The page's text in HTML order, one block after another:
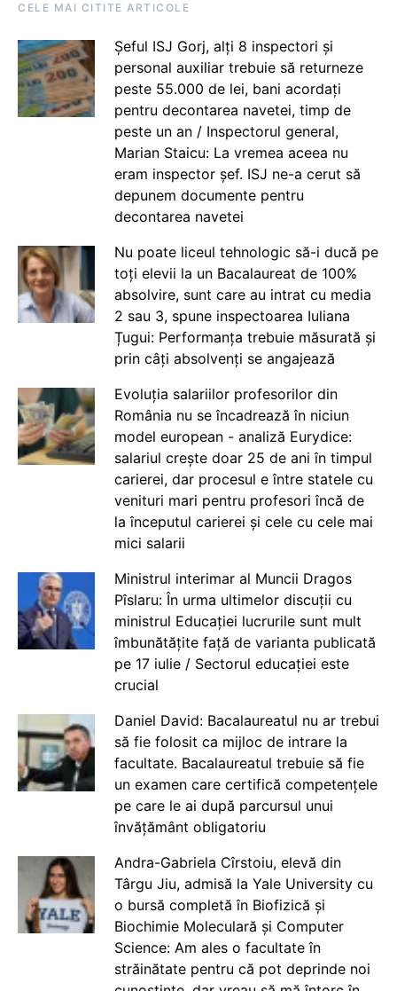
CELE MAI CITITE ARTICOLE
Șeful ISJ Gorj, alți 8 inspectori și
personal auxiliar trebuie să returneze
peste 55.000 de lei, bani acordați
pentru decontarea navetei, timp de
peste un an / Inspectorul general,
Marian Staicu: La vremea aceea nu
eram inspector șef. ISJ ne-a cerut să
depunem documente pentru
decontarea navetei
Nu poate liceul tehnologic să-i ducă pe
toți elevii la un Bacalaureat de 100%
absolvire, sunt care au intrat cu media
2 sau 3, spune inspectoarea Iuliana
Țugui: Performanța trebuie măsurată și
prin câți absolvenți se angajează
Evoluția salariilor profesorilor din
România nu se încadrează în niciun
model european - analiză Eurydice:
salariul crește doar 25 de ani în timpul
carierei, dar procesul e între statele cu
venituri mari pentru profesori încă de
la începutul carierei și cele cu cele mai
mici salarii
Ministrul interimar al Muncii Dragos
Pîslaru: În urma ultimelor discuții cu
ministrul Educației lucrurile sunt mult
îmbunătățite față de varianta publicată
pe 17 iulie / Sectorul educației este
crucial
Daniel David: Bacalaureatul nu ar trebui
să fie folosit ca mijloc de intrare la
facultate. Bacalaureatul trebuie să fie
un examen care certifică competențele
pe care le ai după parcursul unui
învățământ obligatoriu
Andra-Gabriela Cîrstoiu, elevă din
Târgu Jiu, admisă la Yale University cu
o bursă completă în Biofizică și
Biochimie Moleculară și Computer
Science: Am ales o facultate în
străinătate pentru că pot deprinde noi